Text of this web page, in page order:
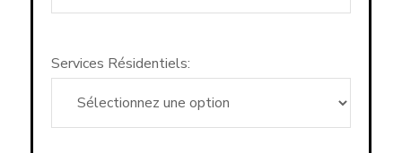
Services Résidentiels: